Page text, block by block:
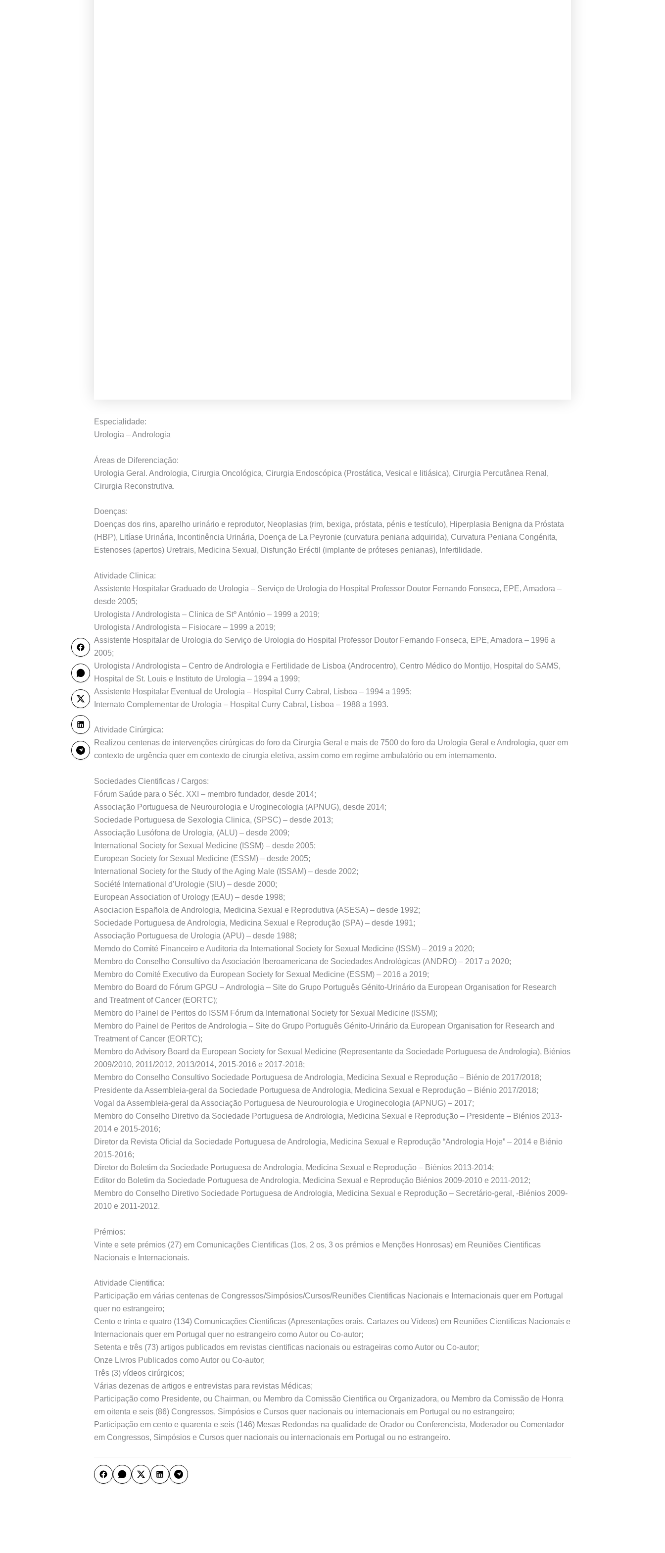
Especialidade:
Urologia – Andrologia
Áreas de Diferenciação:
Urologia Geral. Andrologia, Cirurgia Oncológica, Cirurgia Endoscópica (Prostática, Vesical e litiásica), Cirurgia Percutânea Renal,
Cirurgia Reconstrutiva.
Doenças:
Doenças dos rins, aparelho urinário e reprodutor, Neoplasias (rim, bexiga, próstata, pénis e testículo), Hiperplasia Benigna da Próstata
(HBP), Litíase Urinária, Incontinência Urinária, Doença de La Peyronie (curvatura peniana adquirida), Curvatura Peniana Congénita,
Estenoses (apertos) Uretrais, Medicina Sexual, Disfunção Eréctil (implante de próteses penianas), Infertilidade.
Atividade Clinica:
Assistente Hospitalar Graduado de Urologia – Serviço de Urologia do Hospital Professor Doutor Fernando Fonseca, EPE, Amadora –
desde 2005;
Urologista / Andrologista – Clinica de Stº António – 1999 a 2019;
Urologista / Andrologista – Fisiocare – 1999 a 2019;
Assistente Hospitalar de Urologia do Serviço de Urologia do Hospital Professor Doutor Fernando Fonseca, EPE, Amadora – 1996 a
2005;
Urologista / Andrologista – Centro de Andrologia e Fertilidade de Lisboa (Androcentro), Centro Médico do Montijo, Hospital do SAMS,
Hospital de St. Louis e Instituto de Urologia – 1994 a 1999;
Assistente Hospitalar Eventual de Urologia – Hospital Curry Cabral, Lisboa – 1994 a 1995;
Internato Complementar de Urologia – Hospital Curry Cabral, Lisboa – 1988 a 1993.
Atividade Cirúrgica:
Realizou centenas de intervenções cirúrgicas do foro da Cirurgia Geral e mais de 7500 do foro da Urologia Geral e Andrologia, quer em
contexto de urgência quer em contexto de cirurgia eletiva, assim como em regime ambulatório ou em internamento.
Sociedades Cientificas / Cargos:
Fórum Saúde para o Séc. XXI – membro fundador, desde 2014;
Associação Portuguesa de Neurourologia e Uroginecologia (APNUG), desde 2014;
Sociedade Portuguesa de Sexologia Clinica, (SPSC) – desde 2013;
Associação Lusófona de Urologia, (ALU) – desde 2009;
International Society for Sexual Medicine (ISSM) – desde 2005;
European Society for Sexual Medicine (ESSM) – desde 2005;
International Society for the Study of the Aging Male (ISSAM) – desde 2002;
Société International d’Urologie (SIU) – desde 2000;
European Association of Urology (EAU) – desde 1998;
Asociacion Española de Andrologia, Medicina Sexual e Reprodutiva (ASESA) – desde 1992;
Sociedade Portuguesa de Andrologia, Medicina Sexual e Reprodução (SPA) – desde 1991;
Associação Portuguesa de Urologia (APU) – desde 1988;
Memdo do Comité Financeiro e Auditoria da International Society for Sexual Medicine (ISSM) – 2019 a 2020;
Membro do Conselho Consultivo da Asociación Iberoamericana de Sociedades Andrológicas (ANDRO) – 2017 a 2020;
Membro do Comité Executivo da European Society for Sexual Medicine (ESSM) – 2016 a 2019;
Membro do Board do Fórum GPGU – Andrologia – Site do Grupo Português Génito-Urinário da European Organisation for Research
and Treatment of Cancer (EORTC);
Membro do Painel de Peritos do ISSM Fórum da International Society for Sexual Medicine (ISSM);
Membro do Painel de Peritos de Andrologia – Site do Grupo Português Génito-Urinário da European Organisation for Research and
Treatment of Cancer (EORTC);
Membro do Advisory Board da European Society for Sexual Medicine (Representante da Sociedade Portuguesa de Andrologia), Biénios
2009/2010, 2011/2012, 2013/2014, 2015-2016 e 2017-2018;
Membro do Conselho Consultivo Sociedade Portuguesa de Andrologia, Medicina Sexual e Reprodução – Biénio de 2017/2018;
Presidente da Assembleia-geral da Sociedade Portuguesa de Andrologia, Medicina Sexual e Reprodução – Biénio 2017/2018;
Vogal da Assembleia-geral da Associação Portuguesa de Neurourologia e Uroginecologia (APNUG) – 2017;
Membro do Conselho Diretivo da Sociedade Portuguesa de Andrologia, Medicina Sexual e Reprodução – Presidente – Biénios 2013-
2014 e 2015-2016;
Diretor da Revista Oficial da Sociedade Portuguesa de Andrologia, Medicina Sexual e Reprodução “Andrologia Hoje” – 2014 e Biénio
2015-2016;
Diretor do Boletim da Sociedade Portuguesa de Andrologia, Medicina Sexual e Reprodução – Biénios 2013-2014;
Editor do Boletim da Sociedade Portuguesa de Andrologia, Medicina Sexual e Reprodução Biénios 2009-2010 e 2011-2012;
Membro do Conselho Diretivo Sociedade Portuguesa de Andrologia, Medicina Sexual e Reprodução – Secretário-geral, -Biénios 2009-
2010 e 2011-2012.
Prémios:
Vinte e sete prémios (27) em Comunicações Cientificas (1os, 2 os, 3 os prémios e Menções Honrosas) em Reuniões Cientificas
Nacionais e Internacionais.
Atividade Cientifica:
Participação em várias centenas de Congressos/Simpósios/Cursos/Reuniões Cientificas Nacionais e Internacionais quer em Portugal
quer no estrangeiro;
Cento e trinta e quatro (134) Comunicações Cientificas (Apresentações orais. Cartazes ou Vídeos) em Reuniões Cientificas Nacionais e
Internacionais quer em Portugal quer no estrangeiro como Autor ou Co-autor;
Setenta e três (73) artigos publicados em revistas cientificas nacionais ou estrageiras como Autor ou Co-autor;
Onze Livros Publicados como Autor ou Co-autor;
Três (3) vídeos cirúrgicos;
Várias dezenas de artigos e entrevistas para revistas Médicas;
Participação como Presidente, ou Chairman, ou Membro da Comissão Cientifica ou Organizadora, ou Membro da Comissão de Honra
em oitenta e seis (86) Congressos, Simpósios e Cursos quer nacionais ou internacionais em Portugal ou no estrangeiro;
Participação em cento e quarenta e seis (146) Mesas Redondas na qualidade de Orador ou Conferencista, Moderador ou Comentador
em Congressos, Simpósios e Cursos quer nacionais ou internacionais em Portugal ou no estrangeiro.